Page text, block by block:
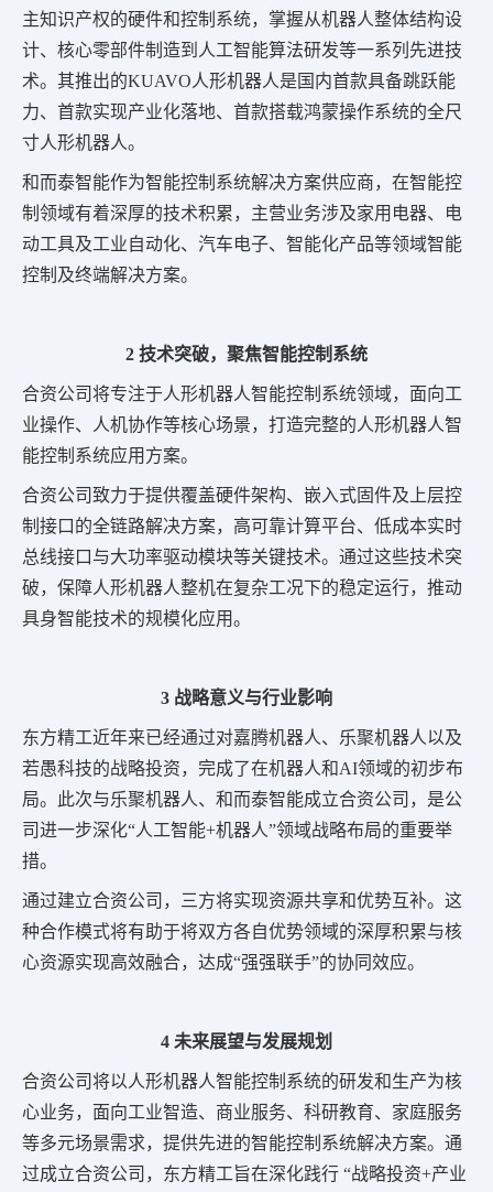
主知识产权的硬件和控制系统，掌握从机器人整体结构设
计、核心零部件制造到人工智能算法研发等一系列先进技
术。其推出的KUAVO人形机器人是国内首款具备跳跃能
力、首款实现产业化落地、首款搭载鸿蒙操作系统的全尺
寸人形机器人。
和而泰智能作为智能控制系统解决方案供应商，在智能控
制领域有着深厚的技术积累，主营业务涉及家用电器、电
动工具及工业自动化、汽车电子、智能化产品等领域智能
控制及终端解决方案。
2 技术突破，聚焦智能控制系统
合资公司将专注于人形机器人智能控制系统领域，面向工
业操作、人机协作等核心场景，打造完整的人形机器人智
能控制系统应用方案。
合资公司致力于提供覆盖硬件架构、嵌入式固件及上层控
制接口的全链路解决方案，高可靠计算平台、低成本实时
总线接口与大功率驱动模块等关键技术。通过这些技术突
破，保障人形机器人整机在复杂工况下的稳定运行，推动
具身智能技术的规模化应用。
3 战略意义与行业影响
东方精工近年来已经通过对嘉腾机器人、乐聚机器人以及
若愚科技的战略投资，完成了在机器人和AI领域的初步布
局。此次与乐聚机器人、和而泰智能成立合资公司，是公
司进一步深化“人工智能+机器人”领域战略布局的重要举
措。
通过建立合资公司，三方将实现资源共享和优势互补。这
种合作模式将有助于将双方各自优势领域的深厚积累与核
心资源实现高效融合，达成“强强联手”的协同效应。
4 未来展望与发展规划
合资公司将以人形机器人智能控制系统的研发和生产为核
心业务，面向工业智造、商业服务、科研教育、家庭服务
等多元场景需求，提供先进的智能控制系统解决方案。通
过成立合资公司，东方精工旨在深化践行 “战略投资+产业